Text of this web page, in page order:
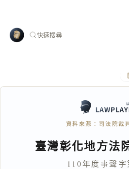
快速搜尋
資料來源：司法院裁
臺灣彰化地方法
110年度事聲字